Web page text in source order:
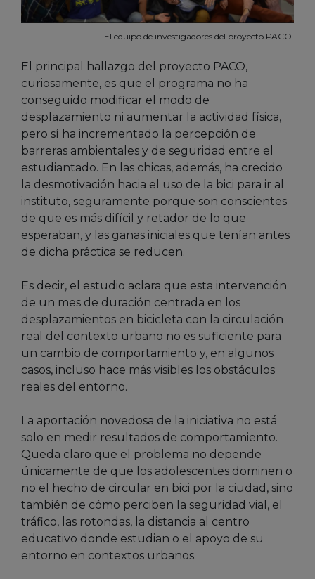
El equipo de investigadores del proyecto PACO.
El principal hallazgo del proyecto PACO,
curiosamente, es que el programa no ha
conseguido modificar el modo de
desplazamiento ni aumentar la actividad física,
pero sí ha incrementado la percepción de
barreras ambientales y de seguridad entre el
estudiantado. En las chicas, además, ha crecido
la desmotivación hacia el uso de la bici para ir al
instituto, seguramente porque son conscientes
de que es más difícil y retador de lo que
esperaban, y las ganas iniciales que tenían antes
de dicha práctica se reducen.
Es decir, el estudio aclara que esta intervención
de un mes de duración centrada en los
desplazamientos en bicicleta con la circulación
real del contexto urbano no es suficiente para
un cambio de comportamiento y, en algunos
casos, incluso hace más visibles los obstáculos
reales del entorno.
La aportación novedosa de la iniciativa no está
solo en medir resultados de comportamiento.
Queda claro que el problema no depende
únicamente de que los adolescentes dominen o
no el hecho de circular en bici por la ciudad, sino
también de cómo perciben la seguridad vial, el
tráfico, las rotondas, la distancia al centro
educativo donde estudian o el apoyo de su
entorno en contextos urbanos.